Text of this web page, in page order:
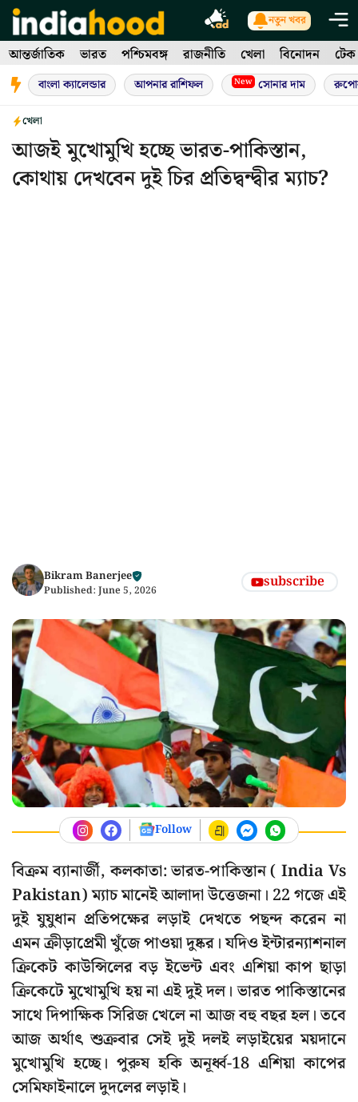
Skip
to
content
নতুন খবর
আন্তর্জাতিক ভারত পশ্চিমবঙ্গ রাজনীতি খেলা বিনোদন টেক
বাংলা ক্যালেন্ডার আপনার রাশিফল New সোনার দাম
খেলা
আজই মুখোমুখি হচ্ছে ভারত-পাকিস্তান,
কোথায় দেখবেন দুই চির প্রতিদ্বন্দ্বীর ম্যাচ?
Bikram Banerjee
Published: June 5, 2026 subscribe
Follow
বিক্রম ব্যানার্জী, কলকাতা: ভারত-পাকিস্তান ( India Vs
Pakistan) ম্যাচ মানেই আলাদা উত্তেজনা। 22 গজে এই
দুই যুযুধান প্রতিপক্ষের লড়াই দেখতে পছন্দ করেন না
এমন ক্রীড়াপ্রেমী খুঁজে পাওয়া দুষ্কর। যদিও ইন্টারন্যাশনাল
ক্রিকেট কাউন্সিলের বড় ইভেন্ট এবং এশিয়া কাপ ছাড়া
ক্রিকেটে মুখোমুখি হয় না এই দুই দল। ভারত পাকিস্তানের
সাথে দিপাক্ষিক সিরিজ খেলে না আজ বহু বছর হল। তবে
আজ অর্থাৎ শুক্রবার সেই দুই দলই লড়াইয়ের ময়দানে
মুখোমুখি হচ্ছে। পুরুষ হকি অনূর্ধ্ব-18 এশিয়া কাপের
সেমিফাইনালে দুদলের লড়াই।